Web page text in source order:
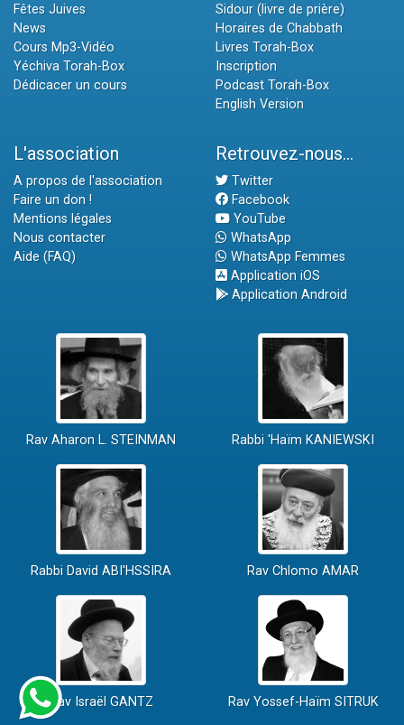
Fêtes Juives
News
Cours Mp3-Vidéo
Yéchiva Torah-Box
Dédicacer un cours
Sidour (livre de prière)
Horaires de Chabbath
Livres Torah-Box
Inscription
Podcast Torah-Box
English Version
L'association
A propos de l'association
Faire un don !
Mentions légales
Nous contacter
Aide (FAQ)
Retrouvez-nous...
Twitter
Facebook
YouTube
WhatsApp
WhatsApp Femmes
Application iOS
Application Android
Rav Aharon L. STEINMAN Rabbi 'Haïm KANIEWSKI
Rabbi David ABI'HSSIRA Rav Chlomo AMAR
Rav Israël GANTZ Rav Yossef-Haïm SITRUK